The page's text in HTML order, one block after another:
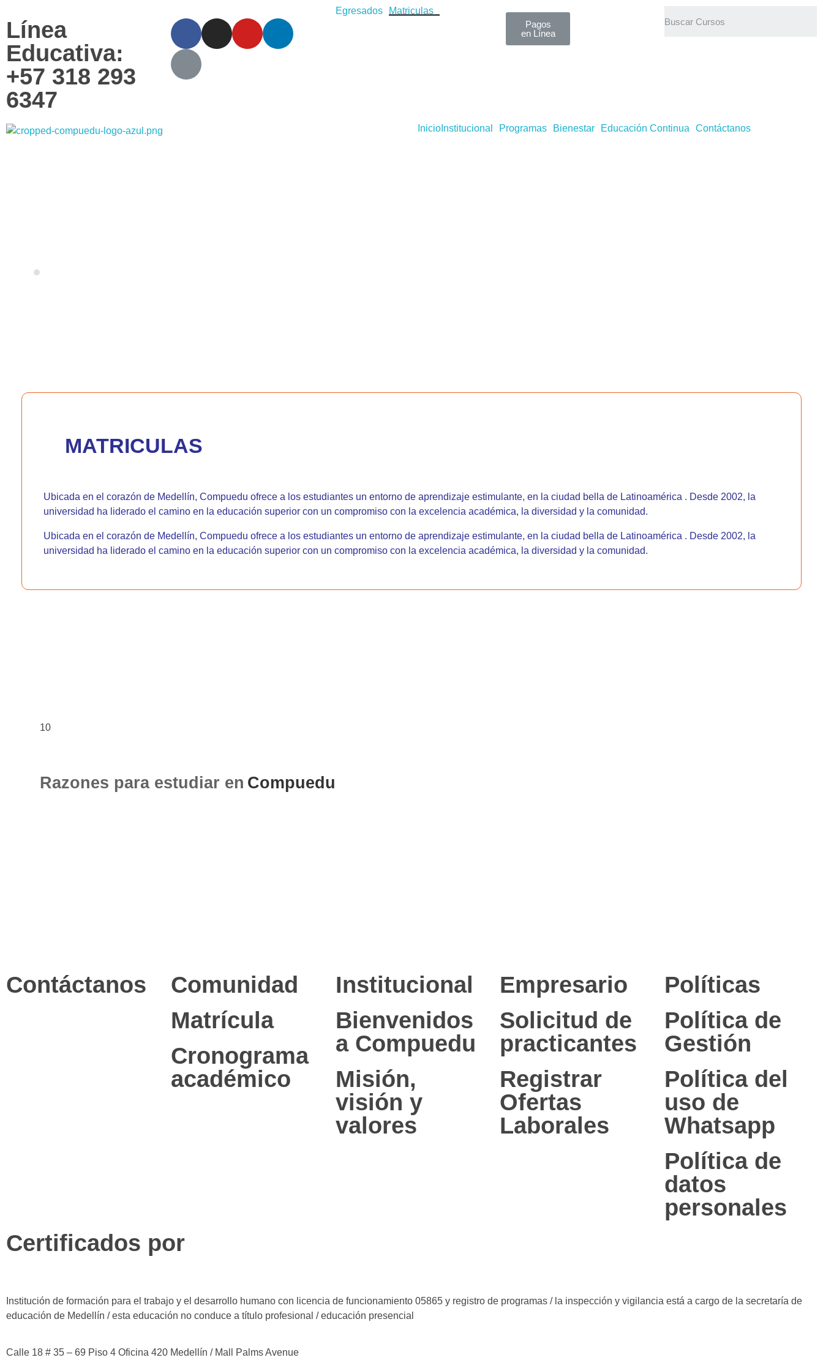
Línea
Educativa:
+57 318 293
6347
Egresados
Matriculas
Pagos
en Línea
Inicio Institucional Programas Bienestar Educación Continua Contáctanos
MATRICULAS
Ubicada en el corazón de Medellín, Compuedu ofrece a los estudiantes un entorno de aprendizaje estimulante, en la ciudad bella de Latinoamérica . Desde 2002, la
universidad ha liderado el camino en la educación superior con un compromiso con la excelencia académica, la diversidad y la comunidad.
Ubicada en el corazón de Medellín, Compuedu ofrece a los estudiantes un entorno de aprendizaje estimulante, en la ciudad bella de Latinoamérica . Desde 2002, la
universidad ha liderado el camino en la educación superior con un compromiso con la excelencia académica, la diversidad y la comunidad.
10
Razones para estudiar en Compuedu
Contáctanos
Comunidad
Matrícula
Cronograma
académico
Institucional
Bienvenidos
a Compuedu
Misión,
visión y
valores
Empresario
Solicitud de
practicantes
Registrar
Ofertas
Laborales
Políticas
Política de
Gestión
Política del
uso de
Whatsapp
Política de
datos
personales
Certificados por
Institución de formación para el trabajo y el desarrollo humano con licencia de funcionamiento 05865 y registro de programas / la inspección y vigilancia está a cargo de la secretaría de
educación de Medellín / esta educación no conduce a título profesional / educación presencial
Calle 18 # 35 – 69 Piso 4 Oficina 420 Medellín / Mall Palms Avenue